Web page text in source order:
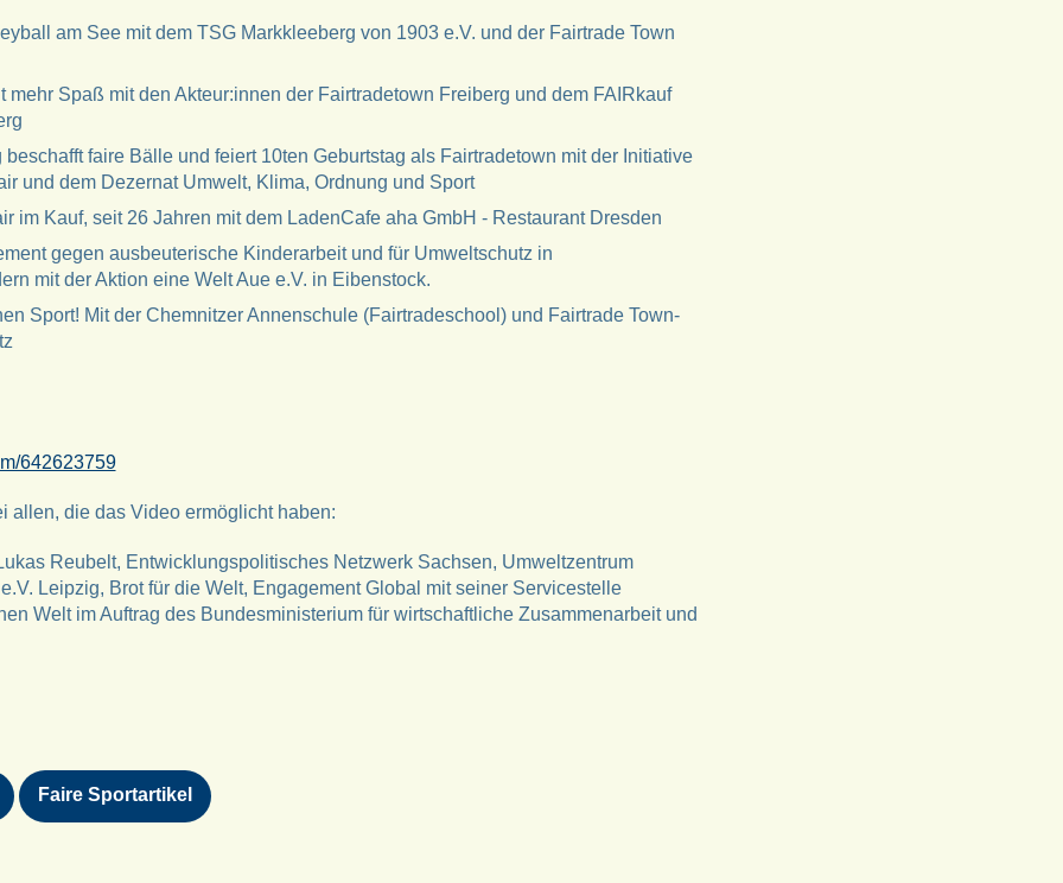
am See mit dem TSG Markkleeberg von 1903 e.V. und der Fairtrade Town
mehr Spaß mit den Akteur:innen der Fairtradetown Freiberg und dem FAIRkauf
faire Bälle und feiert 10ten Geburtstag als Fairtradetown mit der Initiative
und dem Dezernat Umwelt, Klima, Ordnung und Sport
im Kauf, seit 26 Jahren mit dem LadenCafe aha GmbH - Restaurant Dresden
gegen ausbeuterische Kinderarbeit und für Umweltschutz in
mit der Aktion eine Welt Aue e.V. in Eibenstock.
Sport! Mit der Chemnitzer Annenschule (Fairtradeschool) und Fairtrade Town-
642623759
allen, die das Video ermöglicht haben:
Reubelt, Entwicklungspolitisches Netzwerk Sachsen, Umweltzentrum
Leipzig, Brot für die Welt, Engagement Global mit seiner Servicestelle
Welt im Auftrag des Bundesministerium für wirtschaftliche Zusammenarbeit und
Faire Sportartikel